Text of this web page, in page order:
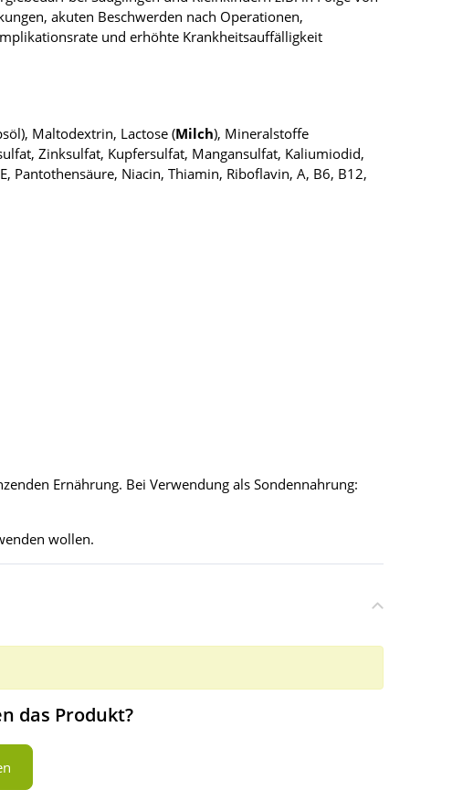
akuten Beschwerden nach Operationen,
und erhöhte Krankheitsauffälligkeit
Maltodextrin, Lactose (Milch), Mineralstoffe
Zinksulfat, Kupfersulfat, Mangansulfat, Kaliumiodid,
Pantothensäure, Niacin, Thiamin, Riboflavin, A, B6, B12,
Ernährung. Bei Verwendung als Sondennahrung:
wollen.
das Produkt?